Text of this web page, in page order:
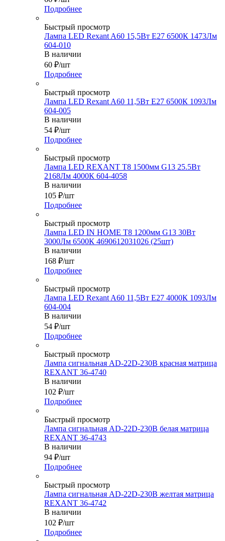
Подробнее
Быстрый просмотр
Лампа LED Rexant A60 15,5Вт Е27 6500К 1473Лм
604-010
В наличии
60 ₽/шт
Подробнее
Быстрый просмотр
Лампа LED Rexant A60 11,5Вт Е27 6500К 1093Лм
604-005
В наличии
54 ₽/шт
Подробнее
Быстрый просмотр
Лампа LED REXANT T8 1500мм G13 25.5Вт
2168Лм 4000К 604-4058
В наличии
105 ₽/шт
Подробнее
Быстрый просмотр
Лампа LED IN HOME T8 1200мм G13 30Вт
3000Лм 6500К 4690612031026 (25шт)
В наличии
168 ₽/шт
Подробнее
Быстрый просмотр
Лампа LED Rexant A60 11,5Вт Е27 4000К 1093Лм
604-004
В наличии
54 ₽/шт
Подробнее
Быстрый просмотр
Лампа сигнальная AD-22D-230В красная матрица
REXANT 36-4740
В наличии
102 ₽/шт
Подробнее
Быстрый просмотр
Лампа сигнальная AD-22D-230В белая матрица
REXANT 36-4743
В наличии
94 ₽/шт
Подробнее
Быстрый просмотр
Лампа сигнальная AD-22D-230В желтая матрица
REXANT 36-4742
В наличии
102 ₽/шт
Подробнее